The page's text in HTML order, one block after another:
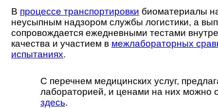
В процессе транспортировки биоматериалы
неусыпным надзором службы логистики, а
сопровождается ежедневными тестами
качества и участием в межлабораторных
испытаниях.
С перечнем медицинских услуг,
лабораторией, и ценами на них можно
здесь.